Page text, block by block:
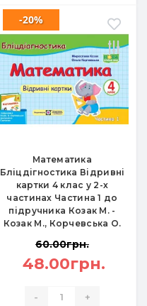
Математика
Бліцдігностика Відривні
картки 4 клас у 2-х
частинах Частина 1 до
підручника Козак М. -
Козак М., Корчевська О.
-20%
60.00грн.
48.00грн.
- +